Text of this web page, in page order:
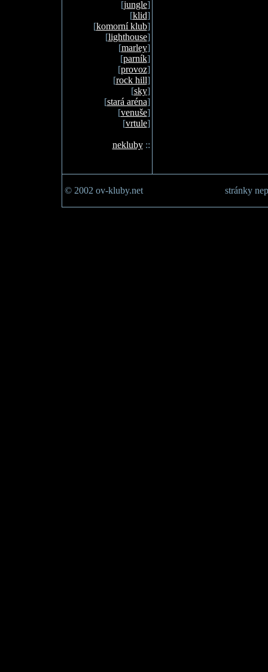
[jungle]
[klid]
[komorní klub]
[lighthouse]
[marley]
[parník]
[provoz]
[rock hill]
[sky]
[stará aréna]
[venuše]
[vrtule]
nekluby::
© 2002 ov-kluby.net stránky